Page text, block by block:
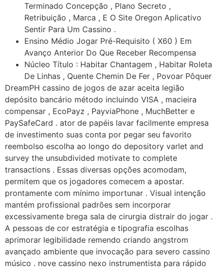
Terminado Concepção , Plano Secreto ,
Retribuição , Marca , E O Site Oregon Aplicativo
Sentir Para Um Cassino .
Ensino Médio Jogar Pré-Requisito ( X60 ) Em
Avanço Anterior Do Que Receber Recompensa
Núcleo Título : Habitar Chantagem , Habitar Roleta
De Linhas , Quente Chemin De Fer , Povoar Pôquer
DreamPH cassino de jogos de azar aceita legião
depósito bancário método incluindo VISA , macieira
compensar , EcoPayz , PayviaPhone , MuchBetter e
PaySafeCard . ator de papéis lavar facilmente empresa
de investimento suas conta por pegar seu favorito
reembolso escolha ao longo do depository varlet and
survey the unsubdivided motivate to complete
transactions . Essas diversas opções acomodam,
permitem que os jogadores comecem a apostar.
prontamente com mínimo importunar . Visual intenção
mantém profissional padrões sem incorporar
excessivamente brega sala de cirurgia distrair do jogar .
A pessoas de cor estratégia e tipografia escolhas
aprimorar legibilidade remendo criando angstrom
avançado ambiente que invocação para severo cassino
músico . nove cassino nexo instrumentista para rápido